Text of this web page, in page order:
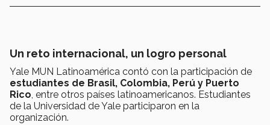
Un reto internacional, un logro personal
Yale MUN Latinoamérica contó con la participación de
estudiantes de Brasil, Colombia, Perú y Puerto
Rico , entre otros países latinoamericanos. Estudiantes
de la Universidad de Yale participaron en la
organización.